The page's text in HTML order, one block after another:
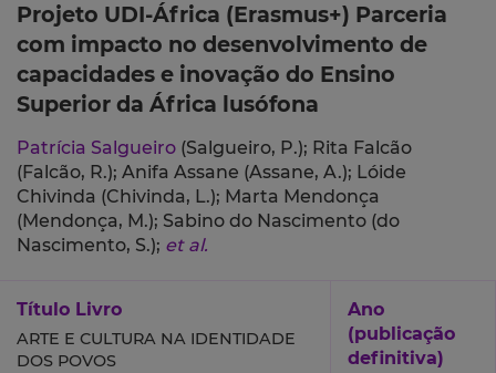
Projeto UDI-África (Erasmus+) Parceria
com impacto no desenvolvimento de
capacidades e inovação do Ensino
Superior da África lusófona
Patrícia Salgueiro (Salgueiro, P.); Rita Falcão
(Falcão, R.); Anifa Assane (Assane, A.); Lóide
Chivinda (Chivinda, L.); Marta Mendonça
(Mendonça, M.); Sabino do Nascimento (do
Nascimento, S.); et al.
Título Livro
ARTE E CULTURA NA IDENTIDADE
DOS POVOS
Ano
(publicação
definitiva)